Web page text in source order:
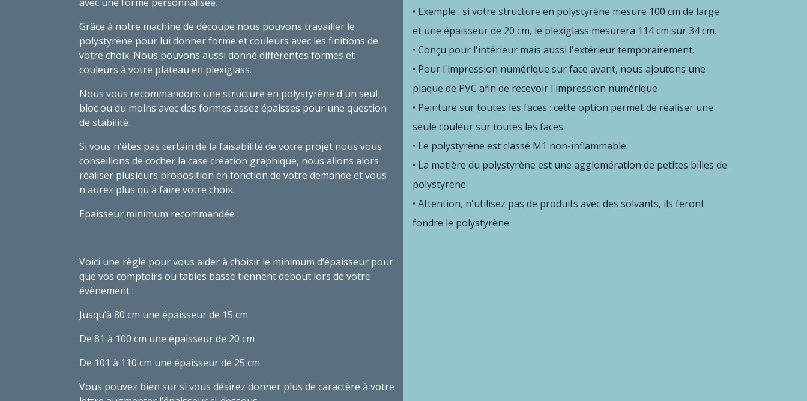
Grâce à notre machine de découpe nous pouvons travailler le
polystyrène pour lui donner forme et couleurs avec les finitions de
votre choix. Nous pouvons aussi donné différentes formes et
couleurs à votre plateau en plexiglass.
Nous vous recommandons une structure en polystyrène d'un seul
bloc ou du moins avec des formes assez épaisses pour une question
de stabilité.
Si vous n'êtes pas certain de la faisabilité de votre projet nous vous
conseillons de cocher la case création graphique, nous allons alors
réaliser plusieurs proposition en fonction de votre demande et vous
n'aurez plus qu'à faire votre choix.
Epaisseur minimum recommandée :
Voici une règle pour vous aider à choisir le minimum d’épaisseur pour
que vos comptoirs ou tables basse tiennent debout lors de votre
évènement :
Jusqu’à 80 cm une épaisseur de 15 cm
De 81 à 100 cm une épaisseur de 20 cm
De 101 à 110 cm une épaisseur de 25 cm
Vous pouvez bien sur si vous désirez donner plus de caractère à votre
Exemple : si votre structure en polystyrène mesure 100 cm de large
et une épaisseur de 20 cm, le plexiglass mesurera 114 cm sur 34 cm.
Conçu pour l'intérieur mais aussi l'extérieur temporairement.
Pour l'impression numérique sur face avant, nous ajoutons une
plaque de PVC afin de recevoir l'impression numérique
Peinture sur toutes les faces : cette option permet de réaliser une
seule couleur sur toutes les faces.
Le polystyrène estclassé M1 non-inflammable.
La matière du polystyrène est une agglomération de petites billes de
polystyrène.
Attention, n'utilisez pas de produits avec des solvants, ils feront
fondre le polystyrène.